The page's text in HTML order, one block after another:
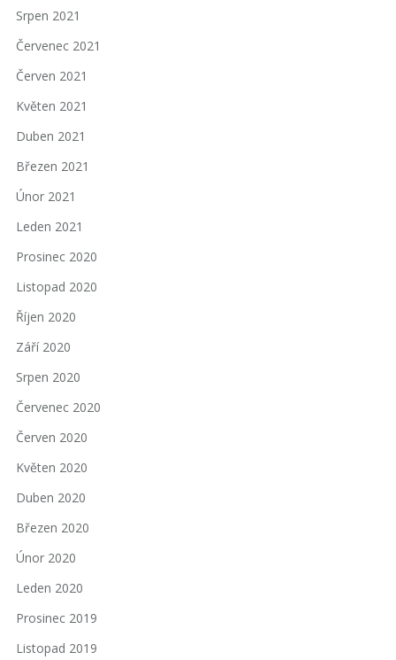
Srpen 2021
Červenec 2021
Červen 2021
Květen 2021
Duben 2021
Březen 2021
Únor 2021
Leden 2021
Prosinec 2020
Listopad 2020
Říjen 2020
Září 2020
Srpen 2020
Červenec 2020
Červen 2020
Květen 2020
Duben 2020
Březen 2020
Únor 2020
Leden 2020
Prosinec 2019
Listopad 2019